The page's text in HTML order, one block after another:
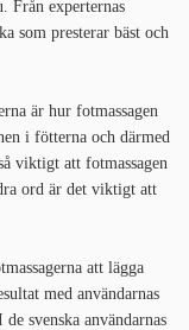
Från experternas
som presterar bäst och
är hur fotmassagen
i fötterna och därmed
viktigt att fotmassagen
ord är det viktigt att
att lägga
med användarnas
svenska användarnas